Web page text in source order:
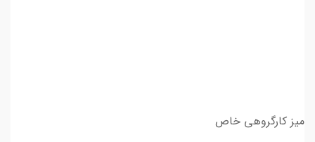
میز کارگروهی خاص